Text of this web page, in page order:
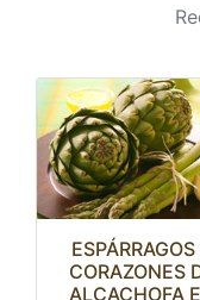
CORAZONES
ALCACHOFA